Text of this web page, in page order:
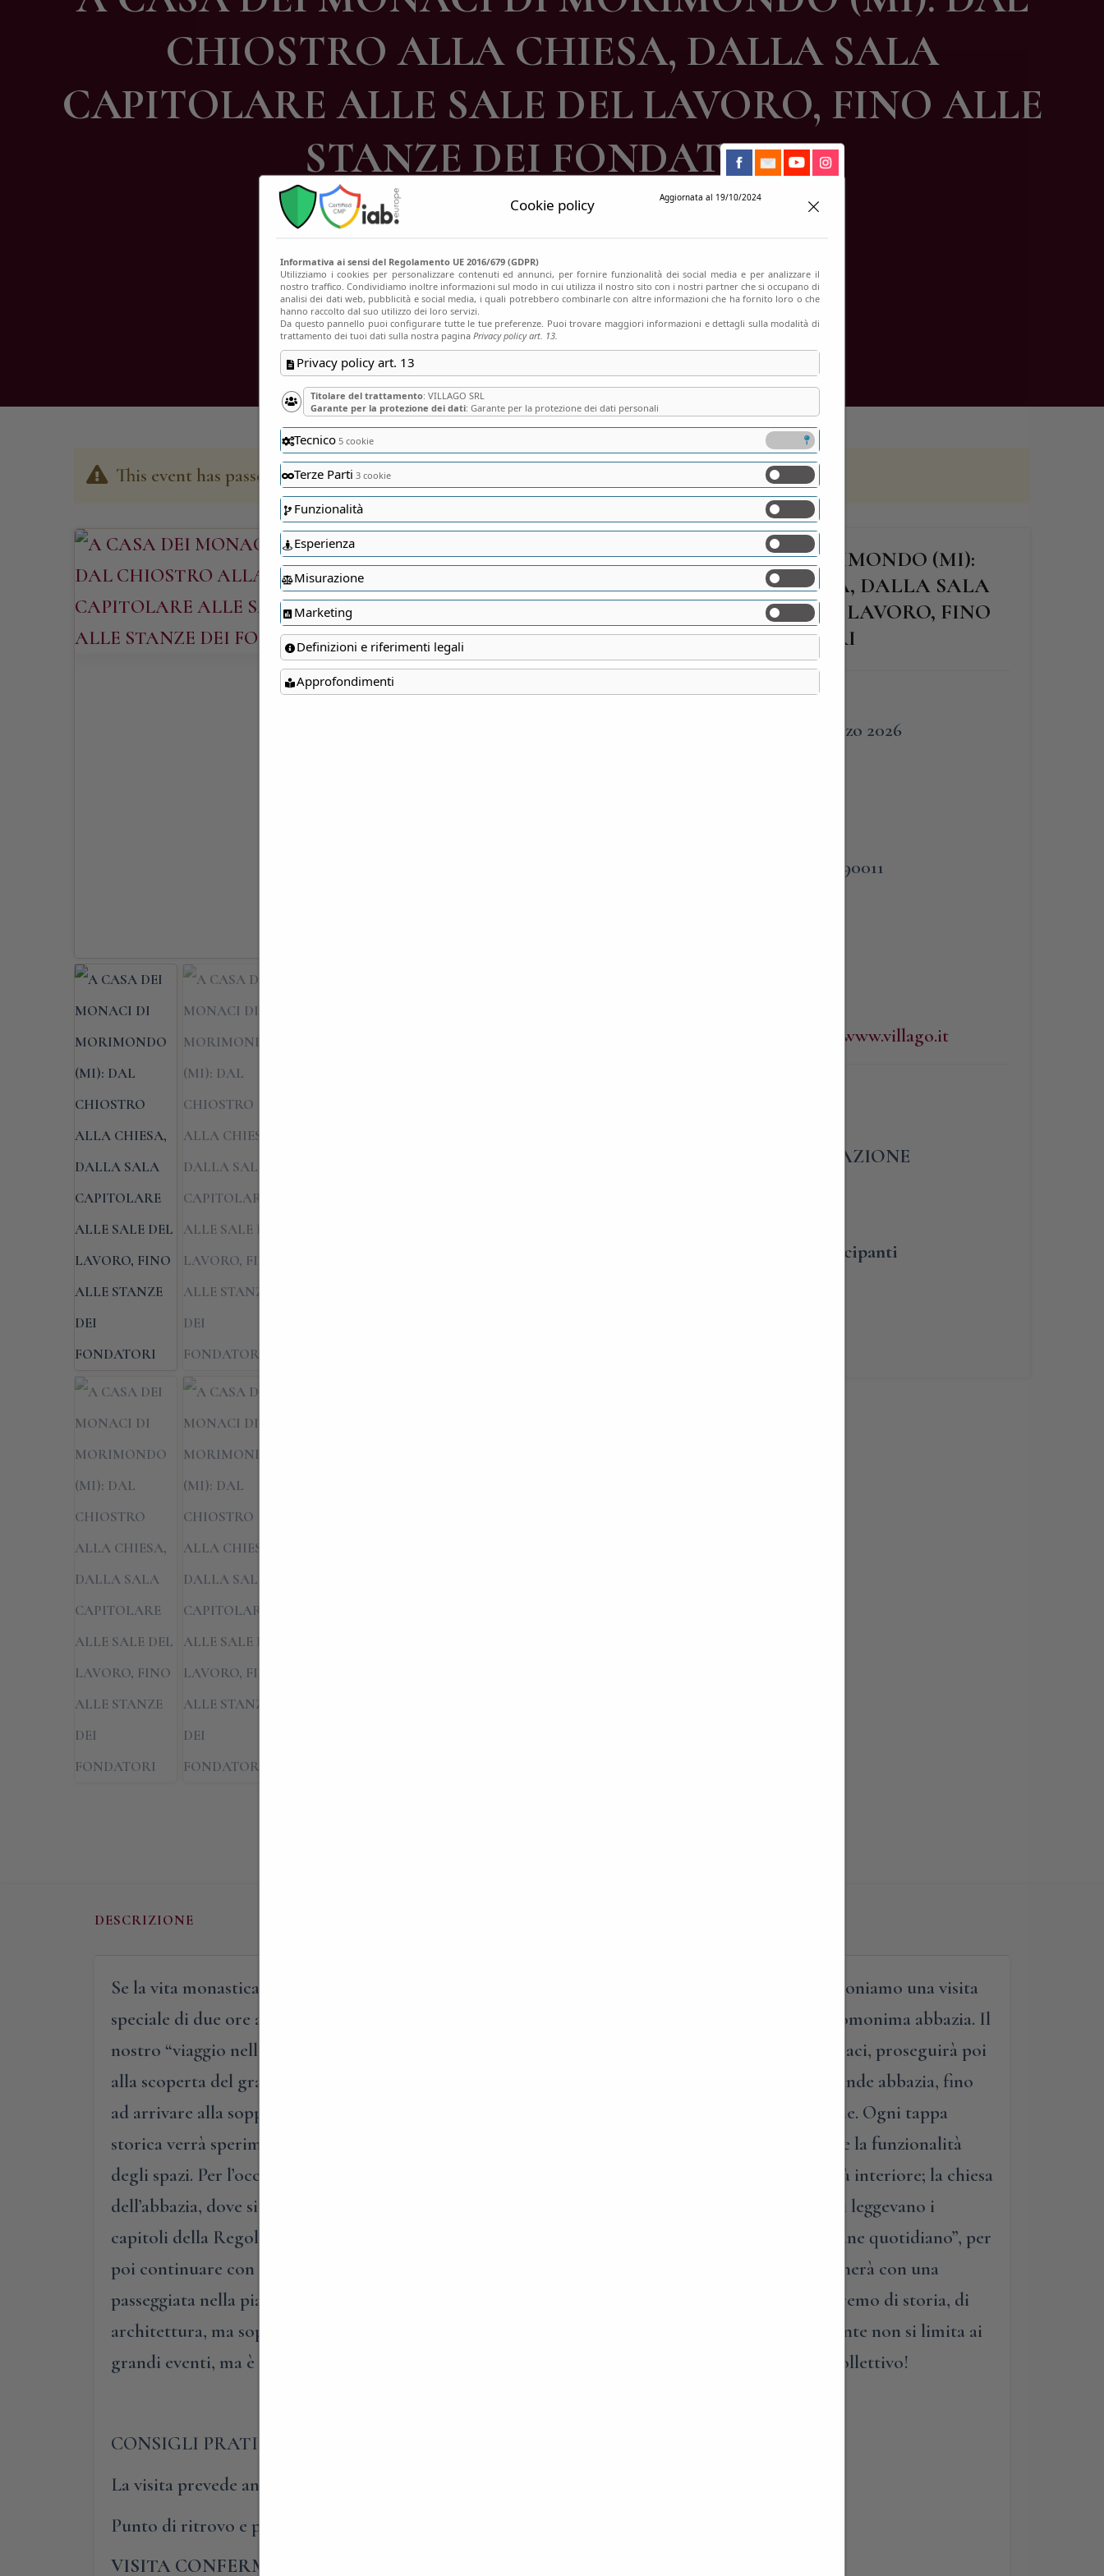
CHIOSTRO ALLA CHIESA, DALLA SALA
CAPITOLARE ALLE SALE DEL LAVORO, FINO ALLE
STANZE DEI FONDATORI
Contatti
This event has passed
A CASA DEI MONACI DI MORIMONDO (MI):
DAL CHIOSTRO ALLA CHIESA, DALLA SALA
CAPITOLARE ALLE SALE DEL LAVORO, FINO
ALLE STANZE DEI FONDATORI
14 Marzo 2026
338 3090011
http://www.villago.it
VISITA CONFERMATA – PRENOTAZIONE
Inserisci qui sotto il numero dei partecipanti
DESCRIZIONE
Se la vita monastica vi affascina e volete conoscere la cultura privata di un antico cenobio, vi proponiamo una visita
speciale di due ore a Morimondo, il comune milanese di poco più di mille abitanti dominato dall’omonima abbazia. Il
nostro “viaggio nella storia” avrà inizio dal XII secolo, quando venne fondata la comunità dei monaci, proseguirà poi
alla scoperta del grande lavoro collettivo che ha portato alla realizzazione del complesso della grande abbazia, fino
ad arrivare alla soppressione napoleonica e all’acquisto recente della struttura da parte del comune. Ogni tappa
storica verrà sperimentata in loco, attraverso la cultura edilizia dell’epoca, le decorazioni, gli stili e la funzionalità
degli spazi. Per l’occasione, infatti, avremo modo di visitare il chiostro dove si curava la spiritualità interiore; la chiesa
dell’abbazia, dove si svolgevano le funzioni; la sala capitolare in cui l’abate istruiva i suoi monaci, si leggevano i
capitoli della Regola, si eleggevano gli abati; le sale del lavoro dei monaci, dove si produceva il “pane quotidiano”, per
poi continuare con la visita guidata alle sale dei fondatori e al loggiato dei monaci. La visita terminerà con una
passeggiata nella pianura circostante alla scoperta degli antichi fontanili. Lungo il percorso parleremo di storia, di
architettura, ma soprattutto di vita quotidiana e di tradizioni: la cultura di un luogo così importante non si limita ai
grandi eventi, ma è frutto di una costruzione avvenuta giorno per giorno con un grande lavoro collettivo!
CONSIGLI PRATICI
La visita prevede anche una passeggiata, si consigliano scarpe comode.
Punto di ritrovo e parcheggio: in via Roma a Morimondo, di fronte al Bar Borgo.
VISITA CONFERMATA – PRENOTAZIONE OBBLIGATORIA
Cookie policy Aggiornata al 19/10/2024
Informativa ai sensi del Regolamento UE 2016/679 (GDPR)
Utilizziamo i cookies per personalizzare contenuti ed annunci, per fornire funzionalità dei social media e per analizzare il
nostro traffico. Condividiamo inoltre informazioni sul modo in cui utilizza il nostro sito con i nostri partner che si occupano di
analisi dei dati web, pubblicità e social media, i quali potrebbero combinarle con altre informazioni che ha fornito loro o che
hanno raccolto dal suo utilizzo dei loro servizi.
Da questo pannello puoi configurare tutte le tue preferenze. Puoi trovare maggiori informazioni e dettagli sulla modalità di
trattamento dei tuoi dati sulla nostra pagina Privacy policy art. 13.
Privacy policy art. 13
Titolare del trattamento: VILLAGO SRL
Garante per la protezione dei dati: Garante per la protezione dei dati personali
Tecnico 5 cookie
Terze Parti 3 cookie
Funzionalità
Esperienza
Misurazione
Marketing
Definizioni e riferimenti legali
Approfondimenti